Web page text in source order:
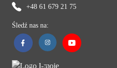
+48 61 679 21 75
Śledź nas na: